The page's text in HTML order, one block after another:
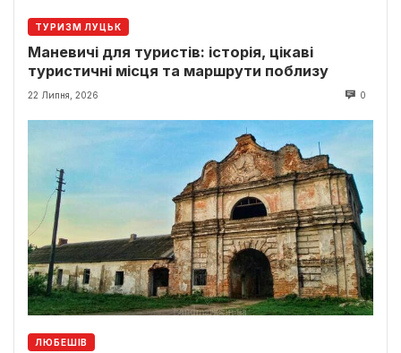
ТУРИЗМ ЛУЦЬК
Маневичі для туристів: історія, цікаві
туристичні місця та маршрути поблизу
22 Липня, 2026 0
ЛЮБЕШІВ